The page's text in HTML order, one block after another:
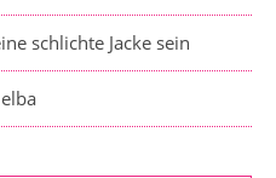
schlichte Jacke sein